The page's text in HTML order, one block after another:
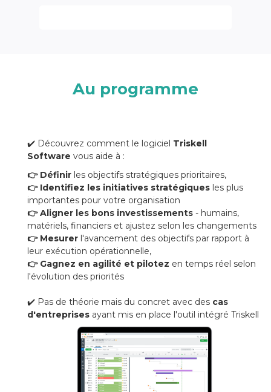
Au programme
✔️ Découvrez comment le logiciel Triskell
Software vous aide à :
👉 Définir les objectifs stratégiques prioritaires,
👉 Identifiez les initiatives stratégiques les plus
importantes pour votre organisation
👉 Aligner les bons investissements - humains,
matériels, financiers et ajustez selon les changements
👉 Mesurer l'avancement des objectifs par rapport à
leur exécution opérationnelle,
👉 Gagnez en agilité et pilotez en temps réel selon
l'évolution des priorités
✔️ Pas de théorie mais du concret avec des cas
d'entreprises ayant mis en place l'outil intégré Triskell